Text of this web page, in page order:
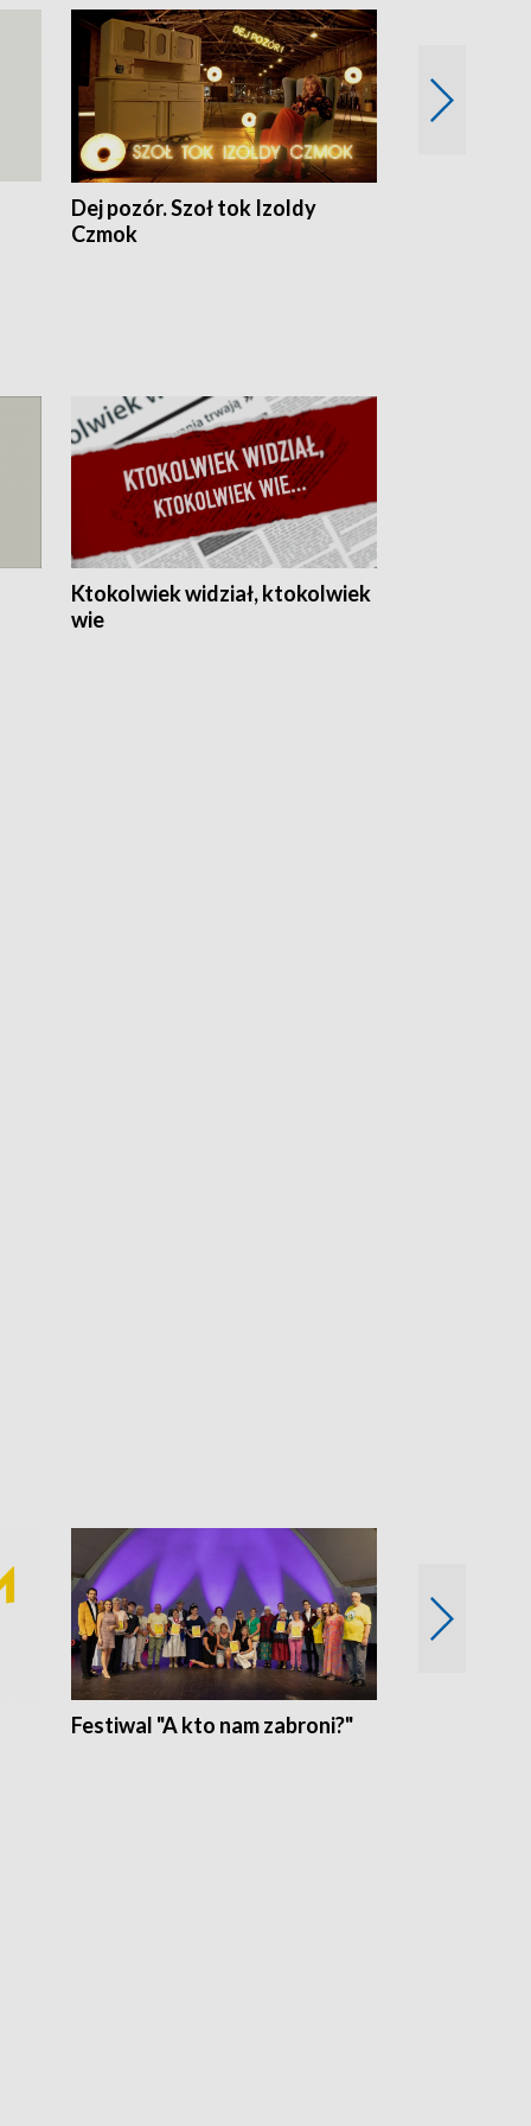
Dej pozór. Szoł tok Izoldy
Czmok
Ktokolwiek widział, ktokolwiek
wie
Festiwal "A kto nam zabroni?"